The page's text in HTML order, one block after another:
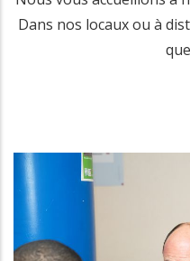
Dans nos locaux ou à